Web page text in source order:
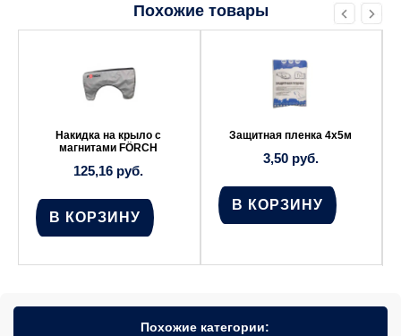
Похожие товары
Накидка на крыло с
магнитами FÖRCH
125,16 руб.
В КОРЗИНУ
Защитная пленка 4х5м
3,50 руб.
В КОРЗИНУ
Похожие категории: